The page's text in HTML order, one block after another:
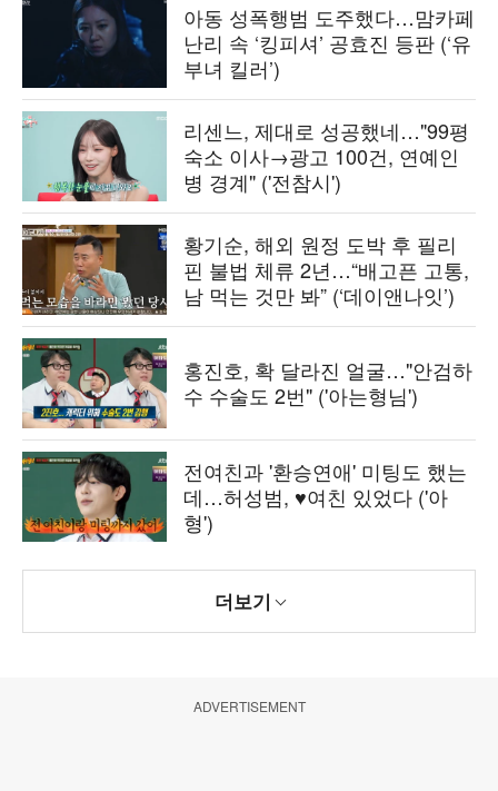
아동 성폭행범 도주했다…맘카페
난리 속 ‘킹피셔’ 공효진 등판 (‘유
부녀 킬러’)
리센느, 제대로 성공했네…"99평
숙소 이사→광고 100건, 연예인
병 경계" ('전참시')
황기순, 해외 원정 도박 후 필리
핀 불법 체류 2년…“배고픈 고통,
남 먹는 것만 봐” (‘데이앤나잇’)
홍진호, 확 달라진 얼굴…"안검하
수 수술도 2번" ('아는형님')
전여친과 '환승연애' 미팅도 했는
데…허성범, ♥여친 있었다 ('아
형')
더보기
ADVERTISEMENT